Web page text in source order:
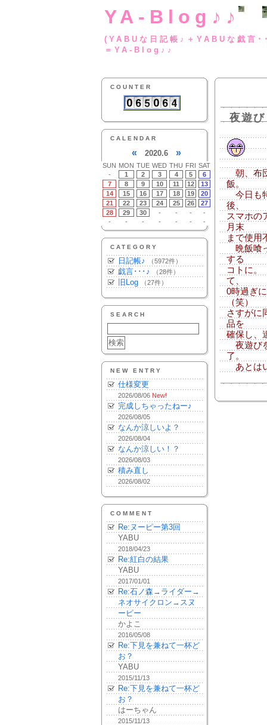
YA-Blog♪♪
(YABUな日記帳♪
＝YA-Blog♪♪
COUNTER
CALENDAR
« 2020.6 »
SUN MON TUE WED THU FRI SAT
-
1 2 3 4 5
6
7
8 9 10 11 12
13
14
15 16 17 18 19
20
21
22 23 24 25 26
27
28
29 30 - - -
-
-
- - - - - -
CATEGORY
日記帳♪ （5972件）
戯言･･･♪ （28件）
旧Log （27件）
SEARCH
NEW ENTRY
仕様変更
2026/08/06 New!
完成しちゃったねー♪
2026/08/05
なんか涼しいよ？
2026/08/04
なんか涼しい！？
2026/08/03
積み直し
2026/08/02
COMMENT
Re:ヌーピー第3回
YABU
2018/04/23
Re:紅白の結果
YABU
2017/01/01
Re:石ノ森→ライダー→
ネオサイクロン→スヌ
ーピー
かよこ
2016/05/08
Re:下見を兼ねて一杯ど
お？
YABU
2015/11/13
Re:下見を兼ねて一杯ど
お？
はーちゃん
2015/11/13
夜遊び
朝、布
飯。
今日も
後、
スマホの
月末
まで使用
晩飯喰
する
コトに。
て、
0時過ぎ
（笑）
さすがに
品を
確保し、
夜遊び
了。
あとは